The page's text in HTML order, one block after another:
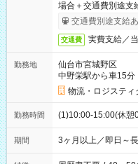
場合＋交通費別途支
交通費別途支給
交通費 実費支給／
勤務地
仙台市宮城野区
中野栄駅から車15分
物流・ロジスティ
勤務時間 (1)10:00-15:00(休憩
期間 3ヶ月以上／即日～